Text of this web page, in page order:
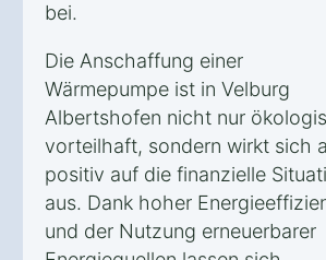
bei.
Die Anschaffung einer
Wärmepumpe ist in Velburg
Albertshofen nicht nur
vorteilhaft, sondern wirkt sich
positiv auf die finanzielle
aus. Dank hoher
und der Nutzung erneuerbarer